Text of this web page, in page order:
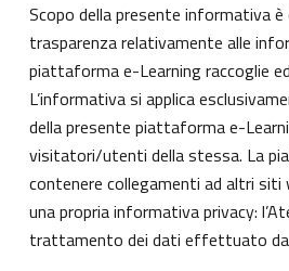
Scopo della presente informativa
trasparenza relativamente alle
piattaforma e-Learning raccoglie
L’informativa si applica
della presente piattaforma e-
visitatori/utenti della stessa. La
contenere collegamenti ad altri siti
una propria informativa privacy:
trattamento dei dati effettuato